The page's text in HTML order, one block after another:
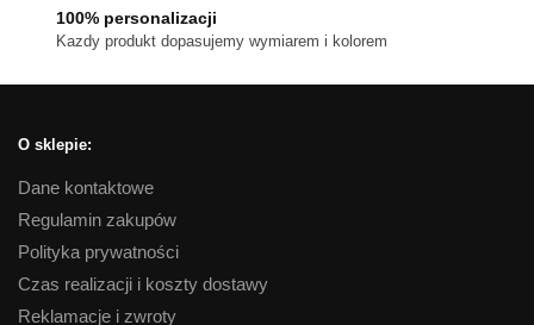
100% personalizacji
Kazdy produkt dopasujemy wymiarem i kolorem
O sklepie:
Dane kontaktowe
Regulamin zakupów
Polityka prywatności
Czas realizacji i koszty dostawy
Reklamacje i zwroty